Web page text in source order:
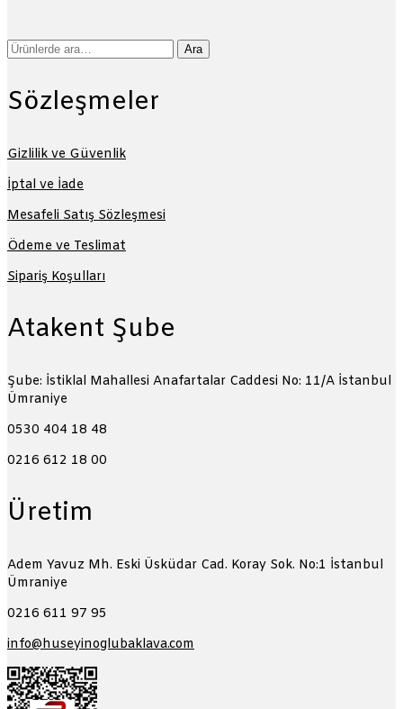
Ara: Ara
Sözleşmeler
Gizlilik ve Güvenlik
İptal ve İade
Mesafeli Satış Sözleşmesi
Ödeme ve Teslimat
Sipariş Koşulları
Atakent Şube
Şube: İstiklal Mahallesi Anafartalar Caddesi No: 11/A İstanbul
Ümraniye
0530 404 18 48
0216 612 18 00
Üretim
Adem Yavuz Mh. Eski Üsküdar Cad. Koray Sok. No:1 İstanbul
Ümraniye
0216 611 97 95
info@huseyinoglubaklava.com